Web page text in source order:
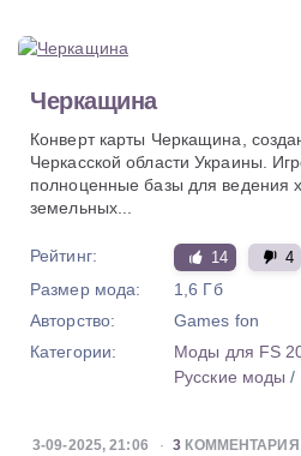
Черкащина
Конверт карты Черкащина,
Черкасской области Украины.
полноценные базы для ведения
земельных...
Рейтинг: 14 4
Размер мода:
1,6 Гб
Авторство:
Games fon
Категории:
Моды для FS
Русские моды /
3-09-2025, 21:06 3 КОММЕНТАРИЯ